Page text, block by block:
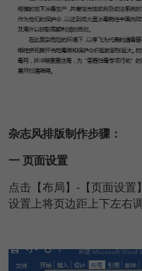
杂志风排版制作步骤：
一 页面设置
点击【布局】-【页面设置
设置上将页边距上下左右